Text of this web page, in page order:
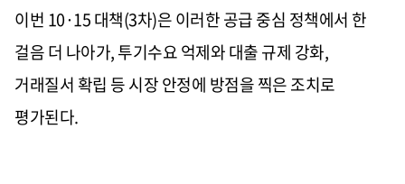
이번 10·15 대책(3차)은 이러한 공급 중심 정책에서 한
걸음 더 나아가, 투기수요 억제와 대출 규제 강화,
거래질서 확립 등 시장 안정에 방점을 찍은 조치로
평가된다.